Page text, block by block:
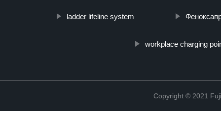
ladder lifeline system
workplace charging
Copyright © 2021